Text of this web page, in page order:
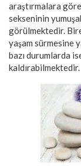
araştırmalara
sekseninin
görülmektedir.
yaşam sürmesine
bazı durumlarda
kaldırabilmektedir.